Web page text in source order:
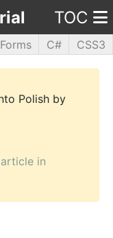
TOC
C#
CSS3
PHP5 WPF
Polish by
in